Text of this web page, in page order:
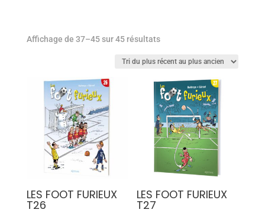
Affichage de 37–45 sur 45 résultats
LES FOOT FURIEUX
T26
LES FOOT FURIEUX
T27